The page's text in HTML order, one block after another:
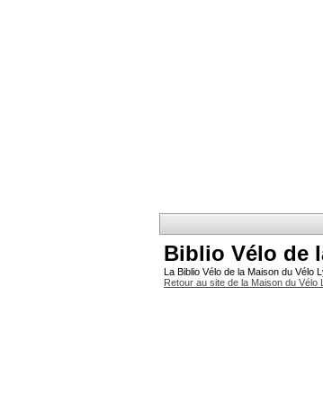
Biblio Vélo de
La Biblio Vélo de la Maison du Vélo
Retour au site de la Maison du Vélo